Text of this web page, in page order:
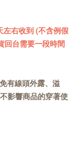
左右收到 (不含例假
回台需要一段時間
有線頭外露、溢
影響商品的穿著使